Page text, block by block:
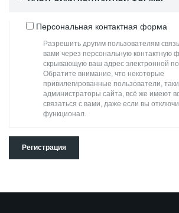
Персональная контактная форма
Разрешить другим пользователям
вами через персональную контактную
скрывающую ваш адрес электронной
Обратите внимание, что некоторые
привилегированные пользователи,
администраторы сайта, всё же имеют
связаться с вами, даже если вы
функционал.